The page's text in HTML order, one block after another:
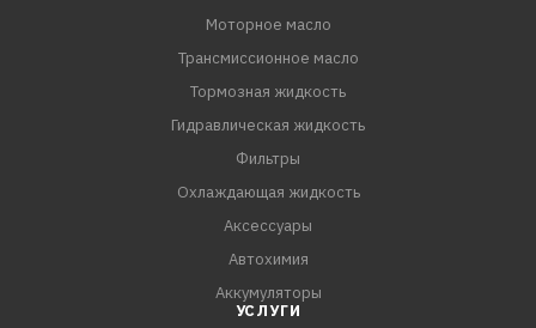
Моторное масло
Трансмиссионное масло
Тормозная жидкость
Гидравлическая жидкость
Фильтры
Охлаждающая жидкость
Аксессуары
Автохимия
Аккумуляторы
УСЛУГИ